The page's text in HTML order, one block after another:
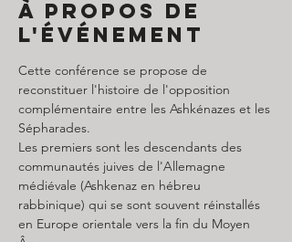
À propos de
l'événement
Cette conférence se propose de
reconstituer l'histoire de l'opposition
complémentaire entre les Ashkénazes et les
Sépharades.
Les premiers sont les descendants des
communautés juives de l'Allemagne
médiévale (Ashkenaz en hébreu
rabbinique) qui se sont souvent réinstallés
en Europe orientale vers la fin du Moyen